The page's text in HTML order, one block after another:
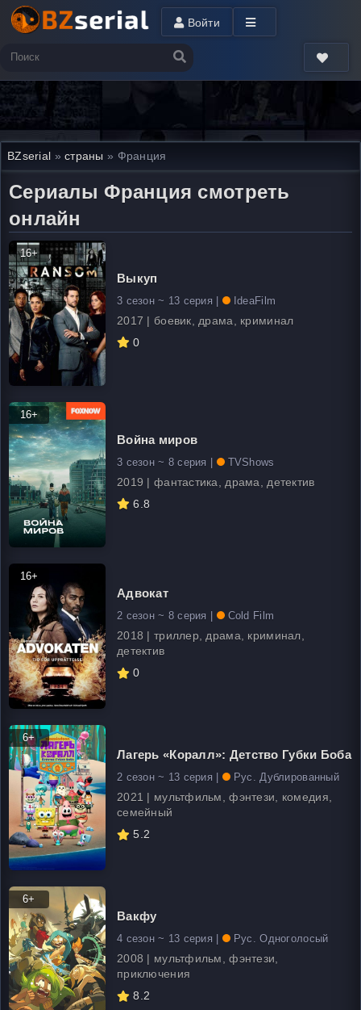
Войти
BZserial »страны » Франция
Сериалы Франция смотреть
онлайн
16+
Выкуп
3 сезон ~ 13 серия | IdeaFilm
2017 | боевик, драма, криминал
0
16+
Война миров
3 сезон ~ 8 серия | TVShows
2019 | фантастика, драма, детектив
6.8
16+
Адвокат
2 сезон ~ 8 серия | Cold Film
2018 | триллер, драма, криминал,
детектив
0
6+
Лагерь «Коралл»: Детство Губки Боба
2 сезон ~ 13 серия | Рус. Дублированный
2021 | мультфильм, фэнтези, комедия,
семейный
5.2
6+
Вакфу
4 сезон ~ 13 серия | Рус. Одноголосый
2008 | мультфильм, фэнтези,
приключения
8.2